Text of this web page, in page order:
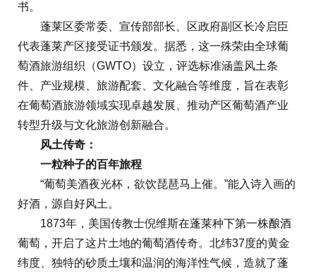
书。
蓬莱区委常委、宣传部部长、区政府副区长冷启臣
代表蓬莱产区接受证书颁发。据悉，这一殊荣由全球葡
萄酒旅游组织（GWTO）设立，评选标准涵盖风土条
件、产业规模、旅游配套、文化融合等维度，旨在表彰
在葡萄酒旅游领域实现卓越发展、推动产区葡萄酒产业
转型升级与文化旅游创新融合。
风土传奇：
一粒种子的百年旅程
“葡萄美酒夜光杯，欲饮琵琶马上催。”能入诗入画的
好酒，源自好风土。
1873年，美国传教士倪维斯在蓬莱种下第一株酿酒
葡萄，开启了这片土地的葡萄酒传奇。北纬37度的黄金
纬度、独特的砂质土壤和温润的海洋性气候，造就了蓬